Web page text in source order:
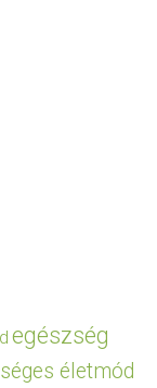
egészség
életmód